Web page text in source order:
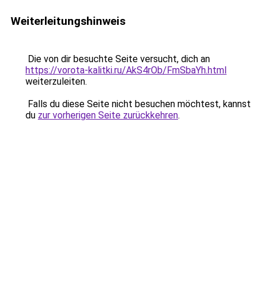
Weiterleitungshinweis
Die von dir besuchte Seite versucht, dich an
https://vorota-kalitki.ru/AkS4rOb/FmSbaYh.html
weiterzuleiten.
Falls du diese Seite nicht besuchen möchtest, kannst
du zur vorherigen Seite zurückkehren.